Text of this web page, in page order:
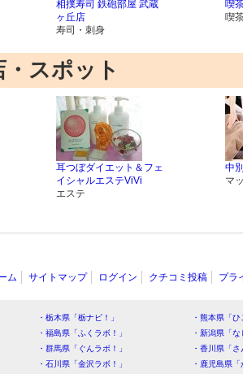
相撲寿司 鉄砲部屋 武蔵
ヶ丘店
寿司・刺身
喫
喫
スポット
耳つぼダイエット＆フェ
イシャルエステViVi
エステ
中
マ
ム サイトマップ ログイン クチコミ投稿 プラ
・栃木県「栃ナビ！」
・熊本県「
・福島県「ふくラボ！」
・新潟県「
・群馬県「ぐんラボ！」
・香川県「
・石川県「金沢ラボ！」
・鹿児島県